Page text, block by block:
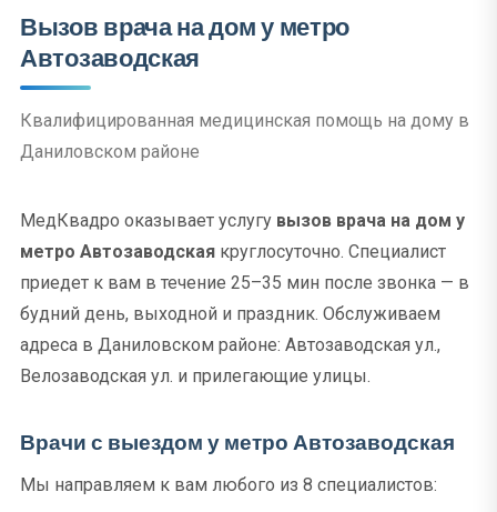
Вызов врача на дом у метро
Автозаводская
Квалифицированная медицинская помощь на дому в
Даниловском районе
МедКвадро оказывает услугу вызов врача на дом у
метро Автозаводская круглосуточно. Специалист
приедет к вам в течение 25–35 мин после звонка — в
будний день, выходной и праздник. Обслуживаем
адреса в Даниловском районе: Автозаводская ул.,
Велозаводская ул. и прилегающие улицы.
Врачи с выездом у метро Автозаводская
Мы направляем к вам любого из 8 специалистов: